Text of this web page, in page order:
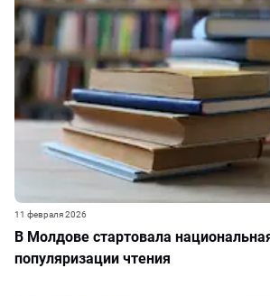
В Молдове стартовала
популяризации чтения
11 февраля 2026